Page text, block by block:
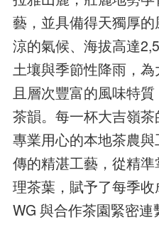
藝，並具備得天獨厚
涼的氣候、海拔高達
土壤與季節性降雨，
且層次豐富的風味特
茶韻。每一杯大吉嶺
專業用心的本地茶農
傳的精湛工藝，從精
理茶葉，賦予了每季
WG 與合作茶園緊密